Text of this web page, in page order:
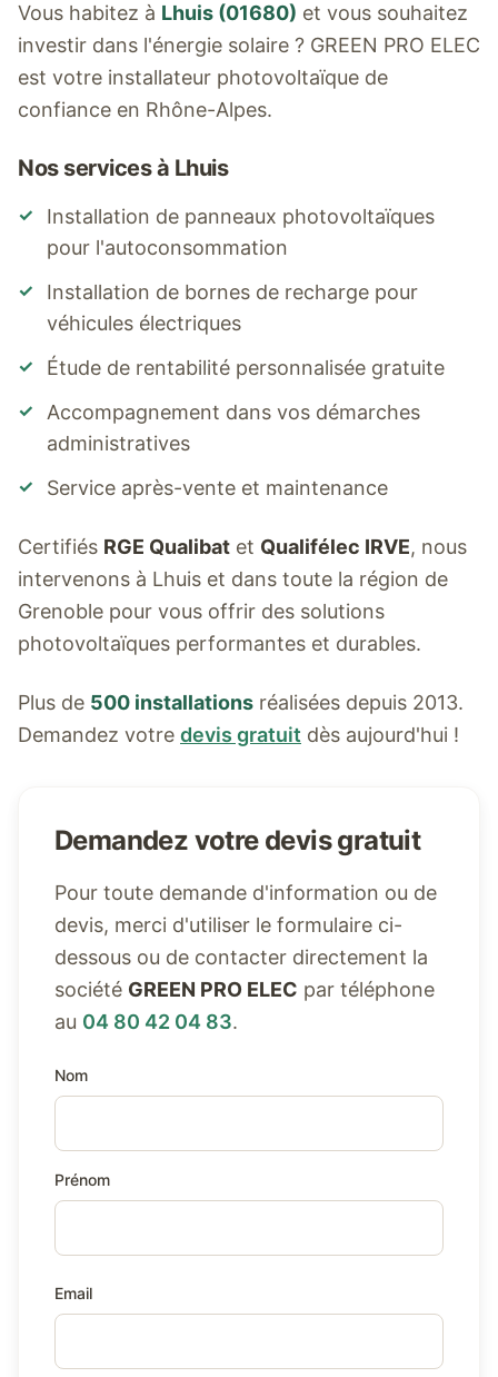
Vous habitez à Lhuis (01680) et vous souhaitez
investir dans l'énergie solaire ? GREEN PRO ELEC
est votre installateur photovoltaïque de
confiance en Rhône-Alpes.
Nos services à Lhuis
✓
Installation de panneaux photovoltaïques
pour l'autoconsommation
✓
Installation de bornes de recharge pour
véhicules électriques
✓ Étude de rentabilité personnalisée gratuite
✓
Accompagnement dans vos démarches
administratives
✓ Service après-vente et maintenance
Certifiés RGE Qualibat et Qualifélec IRVE, nous
intervenons à Lhuis et dans toute la région de
Grenoble pour vous offrir des solutions
photovoltaïques performantes et durables.
Plus de 500 installations réalisées depuis 2013.
Demandez votre devis gratuit dès aujourd'hui !
Demandez votre devis gratuit
Pour toute demande d'information ou de
devis, merci d'utiliser le formulaire ci-
dessous ou de contacter directement la
société GREEN PRO ELEC par téléphone
au 04 80 42 04 83.
Nom
Prénom
Email